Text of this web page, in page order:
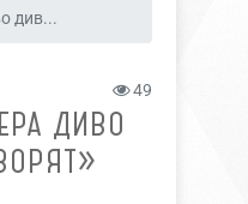
див...
49
ДИВО